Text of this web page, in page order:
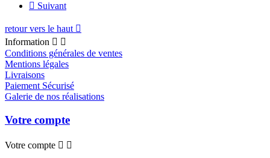
 Suivant
retour vers le haut 
Information  
Conditions générales de ventes
Mentions légales
Livraisons
Paiement Sécurisé
Galerie de nos réalisations
Votre compte
Votre compte  